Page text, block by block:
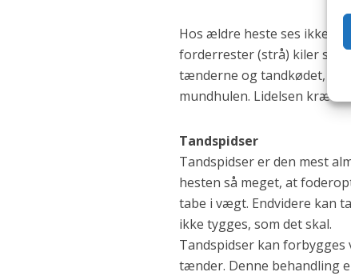
Hos ældre heste ses ikke
forderrester (strå) kiler sig
tænderne og tandkødet, og
mundhulen. Lidelsen kræver
Tandspidser
Tandspidser er den mest
hesten så meget, at
tabe i vægt. Endvidere kan
ikke tygges, som det skal.
Tandspidser kan
tænder. Denne behandling